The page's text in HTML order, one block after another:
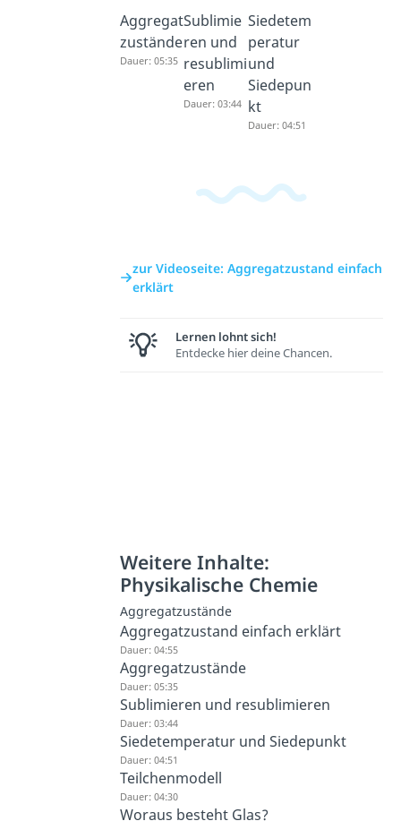
Aggregat
zustände
Dauer: 05:35
Sublimie
ren und
resublimi
eren
Dauer: 03:44
Siedetem
peratur
und
Siedepun
kt
Dauer: 04:51
zur Videoseite: Aggregatzustand einfach
erklärt
Lernen lohnt sich!
Entdecke hier deine Chancen.
Weitere Inhalte:
Physikalische Chemie
Aggregatzustände
Aggregatzustand einfach erklärt
Dauer: 04:55
Aggregatzustände
Dauer: 05:35
Sublimieren und resublimieren
Dauer: 03:44
Siedetemperatur und Siedepunkt
Dauer: 04:51
Teilchenmodell
Dauer: 04:30
Woraus besteht Glas?